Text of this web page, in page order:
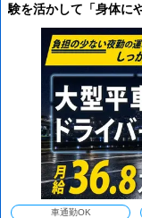
験を活かして「身体に
車通勤OK